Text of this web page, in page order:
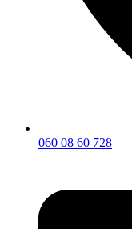
060 08 60 728